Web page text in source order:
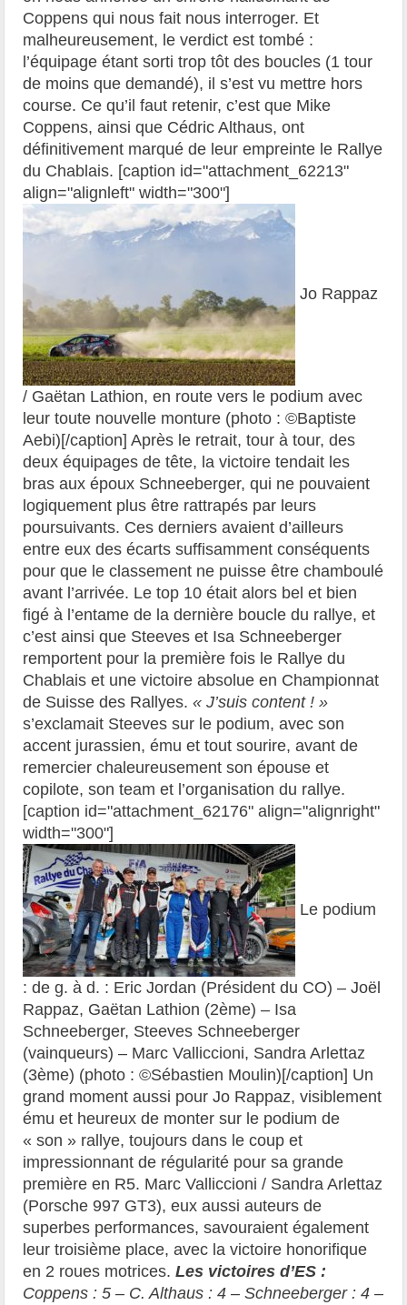
Coppens qui nous fait nous interroger. Et
malheureusement, le verdict est tombé :
l’équipage étant sorti trop tôt des boucles (1 tour
de moins que demandé), il s’est vu mettre hors
course. Ce qu’il faut retenir, c’est que Mike
Coppens, ainsi que Cédric Althaus, ont
définitivement marqué de leur empreinte le Rallye
du Chablais. [caption id="attachment_62213"
align="alignleft" width="300"]
Jo Rappaz
/ Gaëtan Lathion, en route vers le podium avec
leur toute nouvelle monture (photo : ©Baptiste
Aebi)[/caption] Après le retrait, tour à tour, des
deux équipages de tête, la victoire tendait les
bras aux époux Schneeberger, qui ne pouvaient
logiquement plus être rattrapés par leurs
poursuivants. Ces derniers avaient d’ailleurs
entre eux des écarts suffisamment conséquents
pour que le classement ne puisse être chamboulé
avant l’arrivée. Le top 10 était alors bel et bien
figé à l’entame de la dernière boucle du rallye, et
c’est ainsi que Steeves et Isa Schneeberger
remportent pour la première fois le Rallye du
Chablais et une victoire absolue en Championnat
de Suisse des Rallyes. « J’suis content ! »
s’exclamait Steeves sur le podium, avec son
accent jurassien, ému et tout sourire, avant de
remercier chaleureusement son épouse et
copilote, son team et l’organisation du rallye.
[caption id="attachment_62176" align="alignright"
width="300"]
Le podium
: de g. à d. : Eric Jordan (Président du CO) – Joël
Rappaz, Gaëtan Lathion (2ème) – Isa
Schneeberger, Steeves Schneeberger
(vainqueurs) – Marc Valliccioni, Sandra Arlettaz
(3ème) (photo : ©Sébastien Moulin)[/caption] Un
grand moment aussi pour Jo Rappaz, visiblement
ému et heureux de monter sur le podium de
« son » rallye, toujours dans le coup et
impressionnant de régularité pour sa grande
première en R5. Marc Valliccioni / Sandra Arlettaz
(Porsche 997 GT3), eux aussi auteurs de
superbes performances, savouraient également
leur troisième place, avec la victoire honorifique
en 2 roues motrices.Les victoires d’ES :
Coppens : 5 – C. Althaus : 4 – Schneeberger : 4 –